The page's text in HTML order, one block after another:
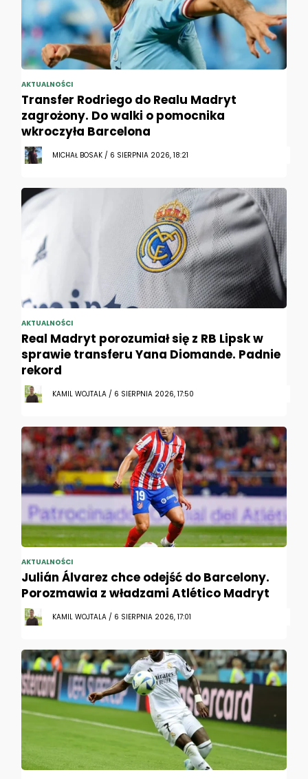
AKTUALNOŚCI
Transfer Rodriego do Realu Madryt
zagrożony. Do walki o pomocnika
wkroczyła Barcelona
MICHAŁ BOSAK / 6 SIERPNIA 2026, 18:21
AKTUALNOŚCI
Real Madryt porozumiał się z RB Lipsk w
sprawie transferu Yana Diomande. Padnie
rekord
KAMIL WOJTALA / 6 SIERPNIA 2026, 17:50
AKTUALNOŚCI
Julián Álvarez chce odejść do Barcelony.
Porozmawia z władzami Atlético Madryt
KAMIL WOJTALA / 6 SIERPNIA 2026, 17:01